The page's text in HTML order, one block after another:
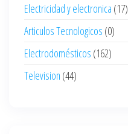
Electricidad y electronica (17)
Articulos Tecnologicos (0)
Electrodomésticos (162)
Television (44)